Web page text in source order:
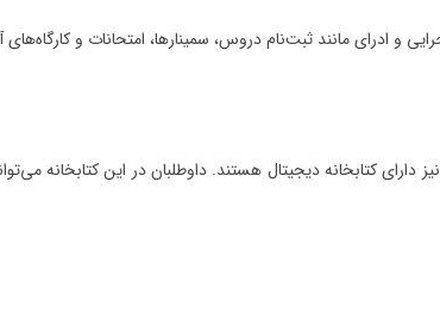
و ادرای مانند ثبت‌نام دروس، سمینارها، امتحانات و
کتابخانه دیجیتال هستند. داوطلبان در این کتابخانه